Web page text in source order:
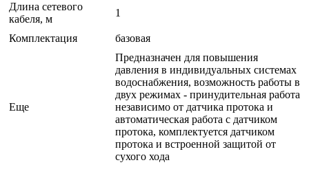
Длина сетевого
кабеля, м
1
Комплектация базовая
Еще
Предназначен для повышения
давления в индивидуальных системах
водоснабжения, возможность работы в
двух режимах - принудительная работа
независимо от датчика протока и
автоматическая работа с датчиком
протока, комплектуется датчиком
протока и встроенной защитой от
сухого хода